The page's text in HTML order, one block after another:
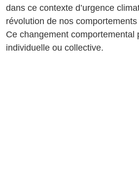
dans ce contexte d’urgence
révolution de nos
Ce changement comportemental
individuelle ou collective.